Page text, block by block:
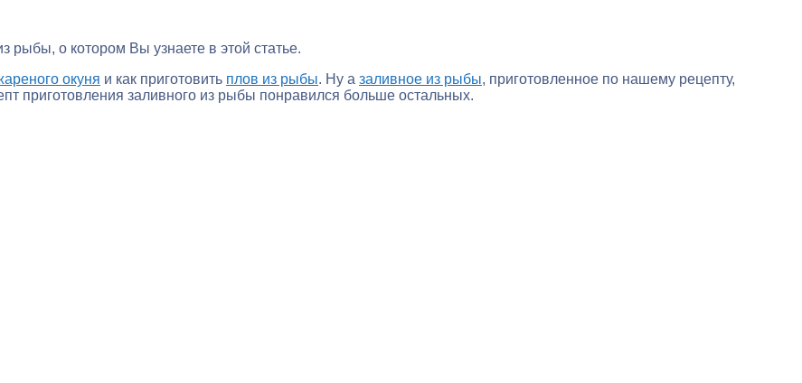
о котором Вы узнаете в этой статье.
окуня и как приготовить плов из рыбы. Ну а заливное из рыбы, приготовленное по нашему рецепту,
приготовления заливного из рыбы понравился больше остальных.